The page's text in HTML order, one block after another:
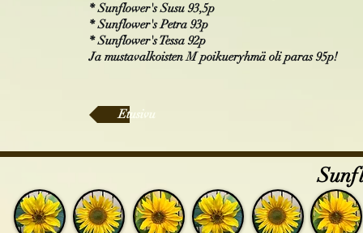
* Sunflower's Susu 93,5p
* Sunflower's Petra 93p
* Sunflower's Tessa 92p
Ja mustavalkoisten M poikueryhmä oli paras 95p!
Etusivu